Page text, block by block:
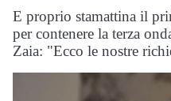
E proprio stamattina il
per contenere la terza
Zaia: "Ecco le nostre